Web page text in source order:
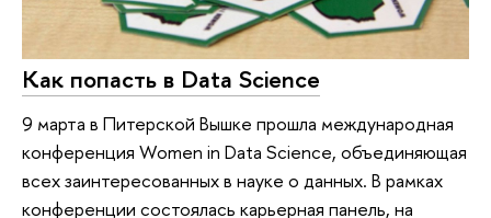
Как попасть в Data Science
9 марта в Питерской Вышке прошла международная
конференция Women in Data Science, объединяющая
всех заинтересованных в науке о данных. В рамках
конференции состоялась карьерная панель, на